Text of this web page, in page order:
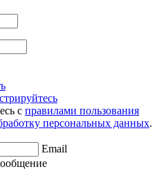
с правилами пользования
персональных данных.
Email